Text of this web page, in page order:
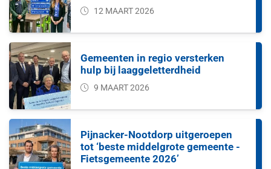
12 MAART 2026
Gemeenten in regio versterken
hulp bij laaggeletterdheid
9 MAART 2026
Pijnacker-Nootdorp uitgeroepen
tot ‘beste middelgrote gemeente -
Fietsgemeente 2026’